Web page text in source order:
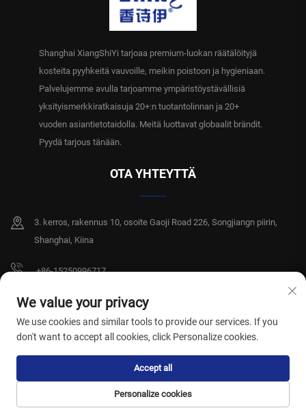
Shanghai XiangShiYi tarjoaa premium-luokan räätälöityjä
kosteita pyyhkeitä vauvoille, meikin poistoon ja hygieniaan.
Palvelujemme avulla tarjoamme ympäristöystävällisiä
yksityismerkkiratkaisuja 20+:n tuotantolinnan ja 20+
vuoden asiantietotaidolla. Meitä luottavat globaalit brändit.
Pyydä tarjous tänään.
OTA YHTEYTTÄ
3. kerros, rakennus 10, osoite Gaoji Road 226, Songjiangn piirin,
Shanghai, Kiina
+86-15250996717
[email protected]
Tekijänoikeus © 2026 Shanghai Xiangshiyi Hygiene Products Co., Ltd. Kaikki
oikeudet pidätetään. Tietosuojakäytäntö
We value your privacy
We use cookies and similar tools to provide our services. If you
don't want to accept all cookies, click Personalize cookies.
Personalize cookies
Accept all